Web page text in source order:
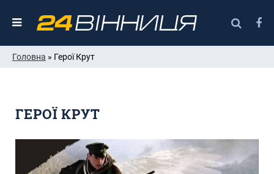
Головна » Герої Крут
ГЕРОЇ КРУТ